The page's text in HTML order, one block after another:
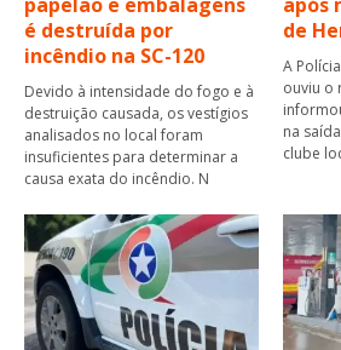
é destruída por
incêndio na SC-120
Devido à intensidade do fogo e à
destruição causada, os vestígios
analisados no local foram
insuficientes para determinar a
causa exata do incêndio. N
de
A
ouviu o
na
clube